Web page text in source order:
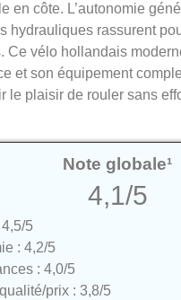
en côte. L’autonomie
hydrauliques rassurent
Ce vélo hollandais
et son équipement
le plaisir de rouler sans
Note globale¹
4,1/5
5
: 4,2/5
: 4,0/5
prix : 3,8/5